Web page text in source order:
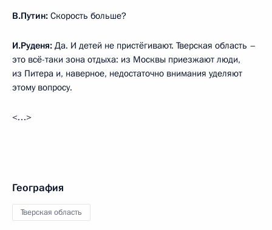
В.Путин: Скорость больше?
И.Руденя: Да. И детей не пристёгивают. Тверская область –
это всё-таки зона отдыха: из Москвы приезжают люди,
из Питера и, наверное, недостаточно внимания уделяют
этому вопросу.
<…>
География
Тверская область